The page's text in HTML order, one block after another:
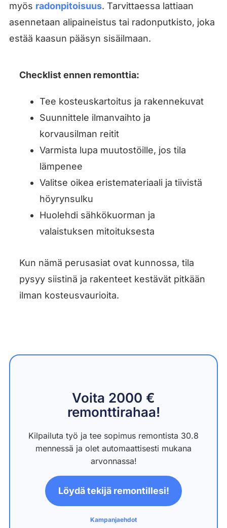
myös radonpitoisuus. Tarvittaessa lattiaan
asennetaan alipaineistus tai radonputkisto, joka
estää kaasun pääsyn sisäilmaan.
Checklist ennen remonttia:
Tee kosteuskartoitus ja rakennekuvat
Suunnittele ilmanvaihto ja
korvausilman reitit
Varmista lupa muutostöille, jos tila
lämpenee
Valitse oikea eristemateriaali ja tiivistä
höyrynsulku
Huolehdi sähkökuorman ja
valaistuksen mitoituksesta
Kun nämä perusasiat ovat kunnossa, tila
pysyy siistinä ja rakenteet kestävät pitkään
ilman kosteusvaurioita.
Voita 2000 €
remonttirahaa!
Kilpailuta työ ja tee sopimus remontista 30.8
mennessä ja olet automaattisesti mukana
arvonnassa!
Löydä tekijä remontillesi!
Kampanjaehdot